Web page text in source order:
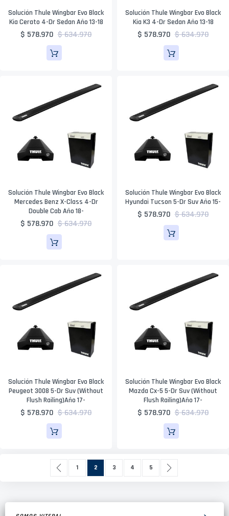
Solución Thule Wingbar Evo Black
Kia Cerato 4-Dr Sedan Año 13-18
$ 578.970 $ 634.970
Solución Thule Wingbar Evo Black
Kia K3 4-Dr Sedan Año 13-18
$ 578.970 $ 634.970
Solución Thule Wingbar Evo Black
Mercedes Benz X-Class 4-Dr
Double Cab Año 18-
$ 578.970 $ 634.970
Solución Thule Wingbar Evo Black
Hyundai Tucson 5-Dr Suv Año 15-
$ 578.970 $ 634.970
Solución Thule Wingbar Evo Black
Peugeot 3008 5-Dr Suv (Without
Flush Railing)Año 17-
$ 578.970 $ 634.970
Solución Thule Wingbar Evo Black
Mazda Cx-5 5-Dr Suv (Without
Flush Railing)Año 17-
$ 578.970 $ 634.970
Página
Página
Anterior
Página
1 Actualmente estás leyendo página
2 Página
3 Página
4 Página
5